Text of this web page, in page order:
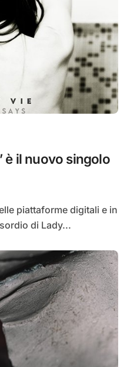
è il nuovo singolo
di Lady...